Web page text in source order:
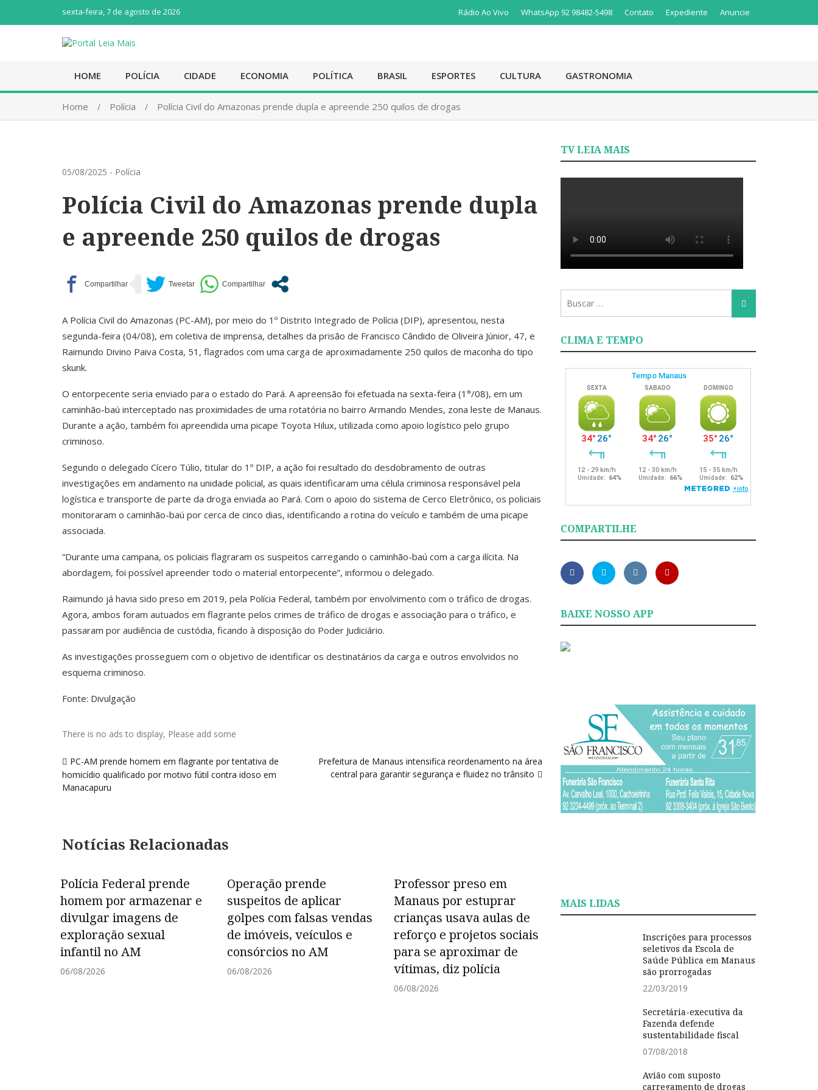
sexta-feira, 7 de agosto de 2026 Anuncie
Expediente
Contato
WhatsApp 92 98482-5498
Rádio Ao Vivo
HOME POLÍCIA CIDADE ECONOMIA POLÍTICA BRASIL ESPORTES CULTURA GASTRONOMIA
Home Polícia Polícia Civil do Amazonas prende dupla e apreende 250 quilos de drogas
05/08/2025 - Polícia
Polícia Civil do Amazonas prende dupla
e apreende 250 quilos de drogas
A Polícia Civil do Amazonas (PC-AM), por meio do 1º Distrito Integrado de Polícia (DIP), apresentou, nesta
segunda-feira (04/08), em coletiva de imprensa, detalhes da prisão de Francisco Cândido de Oliveira Júnior, 47, e
Raimundo Divino Paiva Costa, 51, flagrados com uma carga de aproximadamente 250 quilos de maconha do tipo
skunk.
O entorpecente seria enviado para o estado do Pará. A apreensão foi efetuada na sexta-feira (1°/08), em um
caminhão-baú interceptado nas proximidades de uma rotatória no bairro Armando Mendes, zona leste de Manaus.
Durante a ação, também foi apreendida uma picape Toyota Hilux, utilizada como apoio logístico pelo grupo
criminoso.
Segundo o delegado Cícero Túlio, titular do 1º DIP, a ação foi resultado do desdobramento de outras
investigações em andamento na unidade policial, as quais identificaram uma célula criminosa responsável pela
logística e transporte de parte da droga enviada ao Pará. Com o apoio do sistema de Cerco Eletrônico, os policiais
monitoraram o caminhão-baú por cerca de cinco dias, identificando a rotina do veículo e também de uma picape
associada.
“Durante uma campana, os policiais flagraram os suspeitos carregando o caminhão-baú com a carga ilícita. Na
abordagem, foi possível apreender todo o material entorpecente”, informou o delegado.
Raimundo já havia sido preso em 2019, pela Polícia Federal, também por envolvimento com o tráfico de drogas.
Agora, ambos foram autuados em flagrante pelos crimes de tráfico de drogas e associação para o tráfico, e
passaram por audiência de custódia, ficando à disposição do Poder Judiciário.
As investigações prosseguem com o objetivo de identificar os destinatários da carga e outros envolvidos no
esquema criminoso.
Fonte: Divulgação
There is no ads to display, Please add some
de
Post
PC-AM prende homem em flagrante por tentativa de
homicídio qualificado por motivo fútil contra idoso em
Manacapuru
Prefeitura de Manaus intensifica reordenamento na área
central para garantir segurança e fluidez no trânsito
Notícias Relacionadas
Polícia Federal prende
homem por armazenar e
divulgar imagens de
exploração sexual
infantil no AM
06/08/2026
Operação prende
suspeitos de aplicar
golpes com falsas vendas
de imóveis, veículos e
consórcios no AM
06/08/2026
Professor preso em
Manaus por estuprar
crianças usava aulas de
reforço e projetos sociais
para se aproximar de
vítimas, diz polícia
06/08/2026
TV LEIA MAIS
para:
Busca
CLIMA E TEMPO
COMPARTILHE
BAIXE NOSSO APP
MAIS LIDAS
Inscrições para processos
seletivos da Escola de
Saúde Pública em Manaus
são prorrogadas
22/03/2019
Secretária-executiva da
Fazenda defende
sustentabilidade fiscal
07/08/2018
Avião com suposto
carregamento de drogas